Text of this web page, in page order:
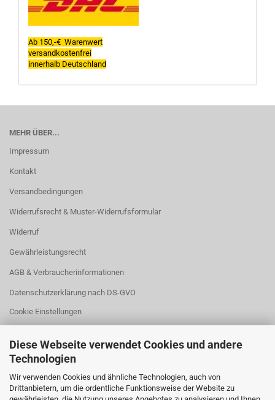
Diese Webseite verwendet Cookies und andere
Technologien
Wir verwenden Cookies und ähnliche Technologien, auch von
Drittanbietern, um die ordentliche Funktionsweise der Website zu
Ab 150,-€ Warenwert
versandkostenfrei
innerhalb Deutschland
MEHR ÜBER...
Impressum
Kontakt
Versandbedingungen
Widerrufsrecht & Muster-Widerrufsformular
Widerruf
Gewährleistungsrecht
AGB & Verbraucherinformationen
Datenschutzerklärung nach DS-GVO
Cookie Einstellungen
WIDERRUFSBUTTON